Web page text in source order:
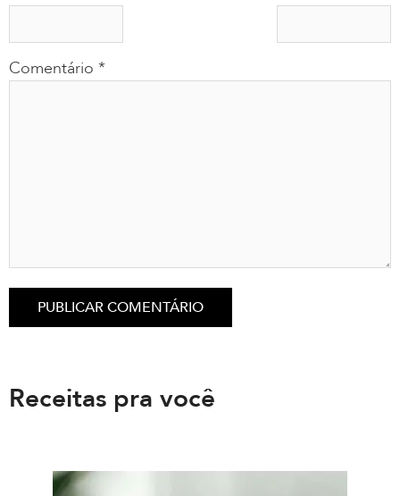
Comentário *
Receitas pra você